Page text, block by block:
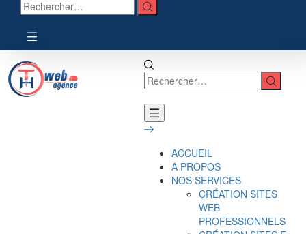
ACCUEIL
A PROPOS
NOS SERVICES
CRÉATION SITES
WEB
PROFESSIONNELS